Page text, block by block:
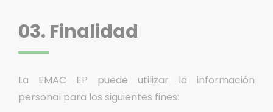
03. Finalidad
La EMAC EP puede utilizar la información
personal para los siguientes fines: